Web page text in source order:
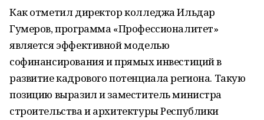
Как отметил директор колледжа Ильдар
Гумеров, программа «Профессионалитет»
является эффективной моделью
софинансирования и прямых инвестиций в
развитие кадрового потенциала региона. Такую
позицию выразил и заместитель министра
строительства и архитектуры Республики